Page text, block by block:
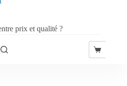
prix et qualité ?
Panier